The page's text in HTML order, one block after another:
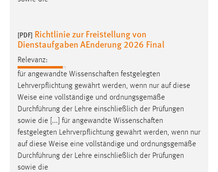
[PDF] Richtlinie zur Freistellung von
Dienstaufgaben AEnderung 2026 Final
Relevanz:
für angewandte Wissenschaften festgelegten
Lehrverpflichtung gewährt werden, wenn nur auf diese
Weise eine vollständige und ordnungsgemäße
Durchführung der Lehre einschließlich der Prüfungen
sowie die [...] für angewandte Wissenschaften
festgelegten Lehrverpflichtung gewährt werden, wenn nur
auf diese Weise eine vollständige und ordnungsgemäße
Durchführung der Lehre einschließlich der Prüfungen
sowie die
MibewSessionID, mibew-chat-frame-style-
Login
Name:
Zweck:
Dieser Cookie ist notwendig um sich an der Website
einloggen zu können.
Cookie Laufzeit:
24 Stunden